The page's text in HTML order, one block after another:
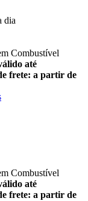
dia
Combustível
até
frete: a partir de
Combustível
até
frete: a partir de